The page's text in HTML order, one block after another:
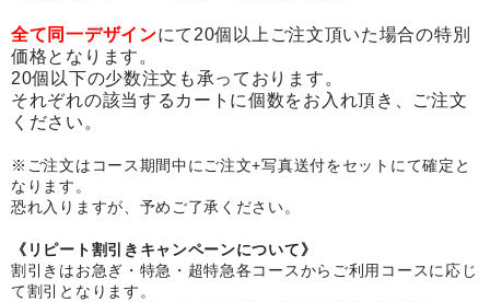
園や先生への贈り物
卒業記念品
音声入りフォトフレームクロック(校歌)
スポーツウォッチ
ポケットウォッチ
全て同一デザインにて20個以上ご注文頂いた場合の特別
価格となります。
20個以下の少数注文も承っております。
それぞれの該当するカートに個数をお入れ頂き、ご注文
ください。
※ご注文はコース期間中にご注文+写真送付をセットにて確定と
なります。
恐れ入りますが、予めご了承ください。
《リピート割引きキャンペーンについて》
割引きはお急ぎ・特急・超特急各コースからご利用コースに応じ
て割引となります。